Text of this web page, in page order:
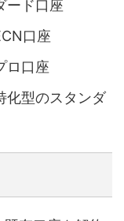
ード口座
口座
ロ口座
化型のスタンダ